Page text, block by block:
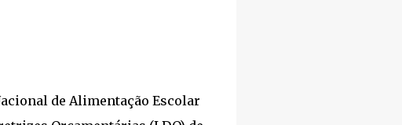
de Alimentação Escolar